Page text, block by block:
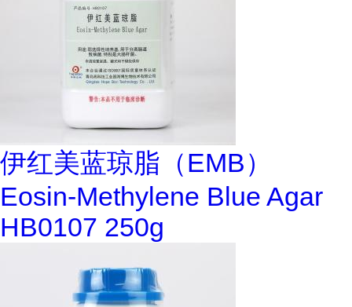
伊红美蓝琼脂（EMB）
Eosin-Methylene Blue Agar
HB0107 250g